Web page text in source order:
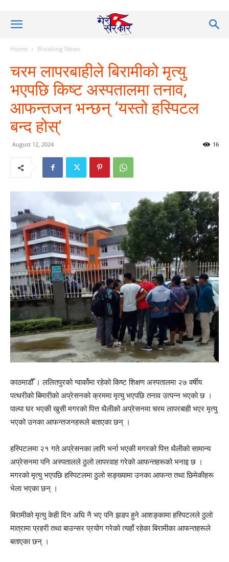
Home Breaking News
चरम लापरबाहीले बिरामीको मृत्यु
भएपछि किष्ट अस्पतालमा तनाव,
आफन्तजन भन्छन् ‘यस्तो हस्पिटल
बन्द होस्’
August 12, 2024 16
काठमाडौँ । ललितपुरको ग्वार्कोमा रहेको किष्ट शिक्षण अस्पतालमा २७ वर्षीय
पत्थरीको बिमारीको अप्रेसनको क्रममा मृत्यु भएपछि तनाव उत्पन्न भएको छ ।
पाल्पा घर भएकी खुसी मगरको पित्त थैलीको अप्रेसनमा चरम लापरबाही भएर मृत्यु
भएको उनका आफन्तजनहरूले बताएका छन् ।
हस्पिटलमा २१ गते अप्रेसनका लागि भर्ना भएकी मगरको पित्त थैलीको सामान्य
अप्रेसनमा पनि अस्पतालले ठुलो लापरवाह गरेको आफन्तहरूको भनाइ छ ।
मगरको मृत्यु भएपछि हस्पिटलमा ठुलो सङ्ख्यामा उनका आफन्त तथा छिमेकीहरू
भेला भएका छन् ।
बिरामीको मृत्यु केही दिन अघि नै भए पनि झडप हुने आशङ्कामा हस्पिटलले ठुलो
मात्रामा प्रहरी तथा बाउन्सर प्रयोग गरेको त्यहाँ रहेका बिरामीका आफन्तहरूले
बताएका छन् ।